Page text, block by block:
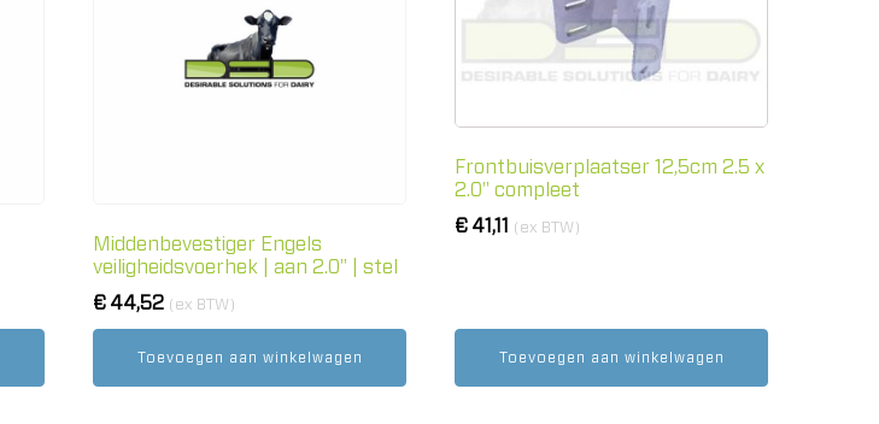
Middenbevestiger Engels
veiligheidsvoerhek | aan 2.0" | stel
€ 44,52 (ex BTW)
Toevoegen aan winkelwagen
Frontbuisverplaatser 12,5cm 2.5 x
2.0" compleet
€ 41,11 (ex BTW)
Toevoegen aan winkelwagen